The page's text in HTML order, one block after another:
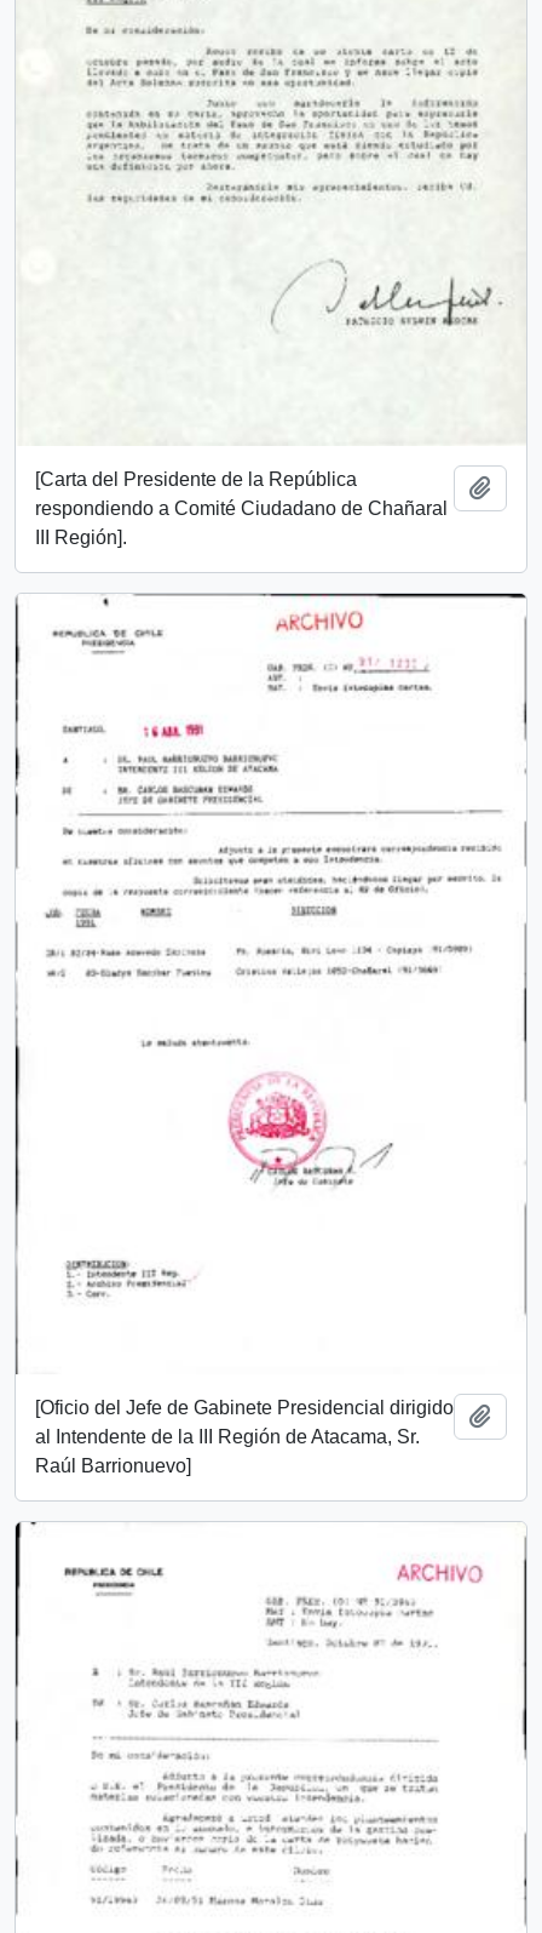
[Carta del Presidente de la República
respondiendo a Comité Ciudadano de Chañaral
III Región].
[Oficio del Jefe de Gabinete Presidencial dirigido
al Intendente de la III Región de Atacama, Sr.
Raúl Barrionuevo]